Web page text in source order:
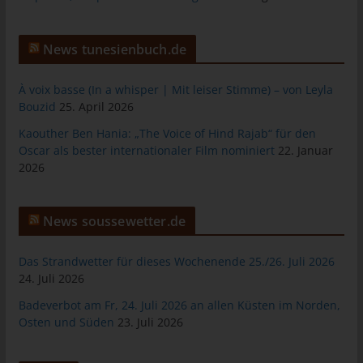
News tunesienbuch.de
À voix basse (In a whisper | Mit leiser Stimme) – von Leyla
Bouzid 25. April 2026
Kaouther Ben Hania: „The Voice of Hind Rajab“ für den
Oscar als bester internationaler Film nominiert 22. Januar
2026
News soussewetter.de
Das Strandwetter für dieses Wochenende 25./26. Juli 2026
24. Juli 2026
Badeverbot am Fr, 24. Juli 2026 an allen Küsten im Norden,
Osten und Süden 23. Juli 2026
über ein Cookie.
unsere Internetseite jederzeit mittels einer entsprechenden
Einstellung des genutzten Internetbrowsers verhindern und
damit der Setzung von Cookies dauerhaft widersprechen.
Ferner können bereits gesetzte Cookies jederzeit über einen
Internetbrowser oder andere Softwareprogramme gelöscht
dem genutzten Internetbrowser, sind unter Umständen nicht alle
Funktionen unserer Internetseite vollumfänglich nutzbar.
Erfassung von allgemeinen Daten und
Die Internetseite erfasst mit jedem Aufruf der Internetseite durch